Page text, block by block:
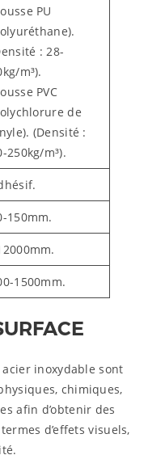
PU
: 28-
m³).
PVC
de
(Densité :
250kg/m³).
150mm.
1500mm.
inoxydable sont
chimiques,
afin d’obtenir des
d’effets visuels,